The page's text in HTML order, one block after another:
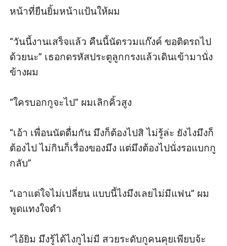
หน้าที่ยืนยิ้มหน้าแป้นให้ผม
“วันนี้งานเสร็จแล้ว คืนนี้นัดรวมแก๊งค์ ขอติดรถไป
ด้วยนะ” เธอกดรหัสประตูลูกกรงแล้วเดินเข้ามานั่ง
ข้างผม
“ใครบอกกูจะไป” ผมเลิกคิ้วสูง
“เอ้า เพื่อนนัดดื่มกัน มึงก็ต้องไปสิ ไม่รู้ล่ะ ยังไงมึงก็
ต้องไป ไม่กินก็เรื่องของมึง แต่มึงต้องไปนั่งรอแบกกู
กลับ”
“เอาแต่ใจไม่เปลี่ยน แบบนี้ไงมึงเลยไม่มีแฟน” ผม
พูดแทงใจดำ
“ไอ้ยิม มึงรู้ได้ไงกูไม่มี สวยระดับกูคนคุยเพียบจ้ะ